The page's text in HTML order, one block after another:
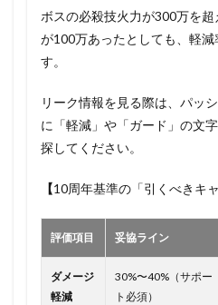
ボスの必殺技火力が300万を
が100万あったとしても、軽減
す。
リーク情報を見る際は、パッ
に「軽減」や「ガード」の文
探してください。
【10周年基準の「引くべきキ
評価項目 妥協ライン
ダメージ
軽減
30%〜40%（サポー
ト必須）